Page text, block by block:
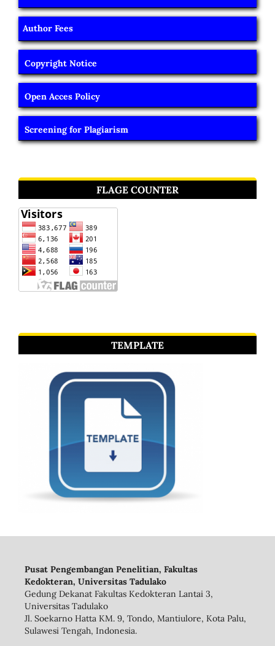
Author Fees
Copyright Notice
Open Acces Policy
Screening for Plagiarism
FLAGE COUNTER
TEMPLATE
Pusat Pengembangan Penelitian, Fakultas
Kedokteran, Universitas Tadulako
Gedung Dekanat Fakultas Kedokteran Lantai 3,
Universitas Tadulako
Jl. Soekarno Hatta KM. 9, Tondo, Mantiulore, Kota Palu,
Sulawesi Tengah, Indonesia.